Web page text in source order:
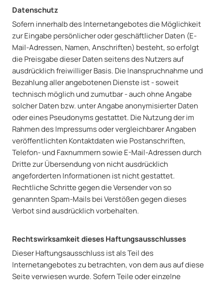
Datenschutz
Sofern innerhalb des Internetangebotes die Möglichkeit
zur Eingabe persönlicher oder geschäftlicher Daten (E-
Mail-Adressen, Namen, Anschriften) besteht, so erfolgt
die Preisgabe dieser Daten seitens des Nutzers auf
ausdrücklich freiwilliger Basis. Die Inanspruchnahme und
Bezahlung aller angebotenen Dienste ist - soweit
technisch möglich und zumutbar - auch ohne Angabe
solcher Daten bzw. unter Angabe anonymisierter Daten
oder eines Pseudonyms gestattet. Die Nutzung der im
Rahmen des Impressums oder vergleichbarer Angaben
veröffentlichten Kontaktdaten wie Postanschriften,
Telefon- und Faxnummern sowie E-Mail-Adressen durch
Dritte zur Übersendung von nicht ausdrücklich
angeforderten Informationen ist nicht gestattet.
Rechtliche Schritte gegen die Versender von so
genannten Spam-Mails bei Verstößen gegen dieses
Verbot sind ausdrücklich vorbehalten.
Rechtswirksamkeit dieses Haftungsausschlusses
Dieser Haftungsausschluss ist als Teil des
Internetangebotes zu betrachten, von dem aus auf diese
Seite verwiesen wurde. Sofern Teile oder einzelne